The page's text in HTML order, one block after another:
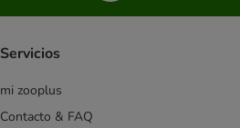
Greenwoods
Hardys
Hill's Prescription Diet
Servicios
mi zooplus
Contacto & FAQ